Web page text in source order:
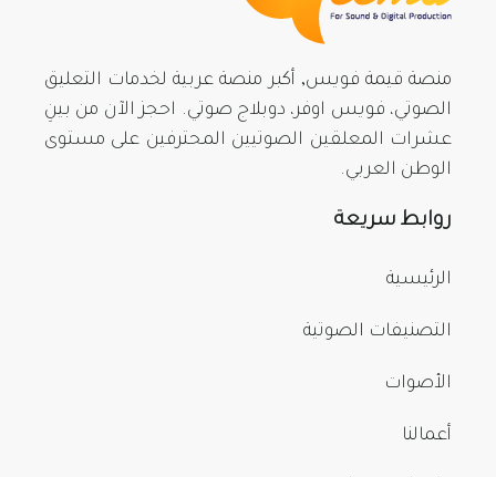
منصة قيمة فويس, أكبر منصة عربية لخدمات التعليق
الصوتي، فويس اوفر، دوبلاج صوتي. احجز الآن من بينِ
عشرات المعلقين الصوتيين المحترفين على مستوى
الوطن العربي.
روابط سريعة
الرئيسية
التصنيفات الصوتية
الأصوات
أعمالنا